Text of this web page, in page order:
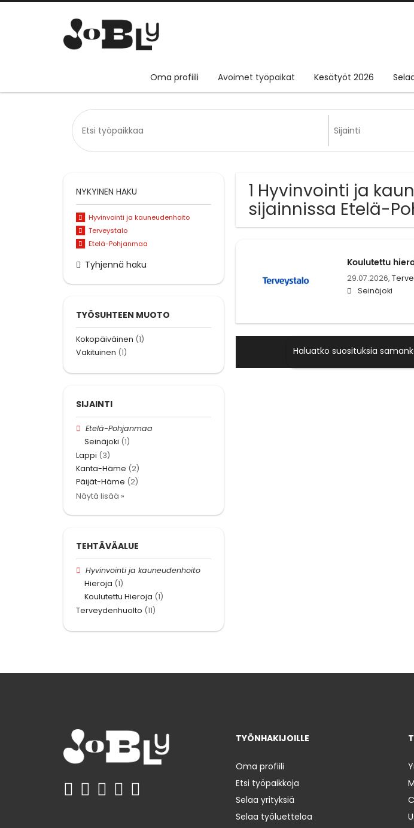
Oma profiili Avoimet työpaikat Kesätyöt 2026
1 Hyvinvointi ja
sijainnissa Etelä-
Koulutettu
29.07.2026,
Seinäjoki
Haluatko suosituksia
NYKYINEN HAKU
Hyvinvointi ja kauneudenhoito
Terveystalo
Etelä-Pohjanmaa
Tyhjennä haku
TYÖSUHTEEN MUOTO
Kokopäiväinen (1)
Vakituinen (1)
SIJAINTI
Etelä-Pohjanmaa
Seinäjoki (1)
Lappi (3)
Kanta-Häme (2)
Päijät-Häme (2)
Näytä lisää »
TEHTÄVÄALUE
Hyvinvointi ja kauneudenhoito
Hieroja (1)
Koulutettu Hieroja (1)
Terveydenhuolto (11)
TYÖNHAKIJOILLE
Oma profiili
Etsi työpaikkoja
Selaa yrityksiä
Selaa työluetteloa